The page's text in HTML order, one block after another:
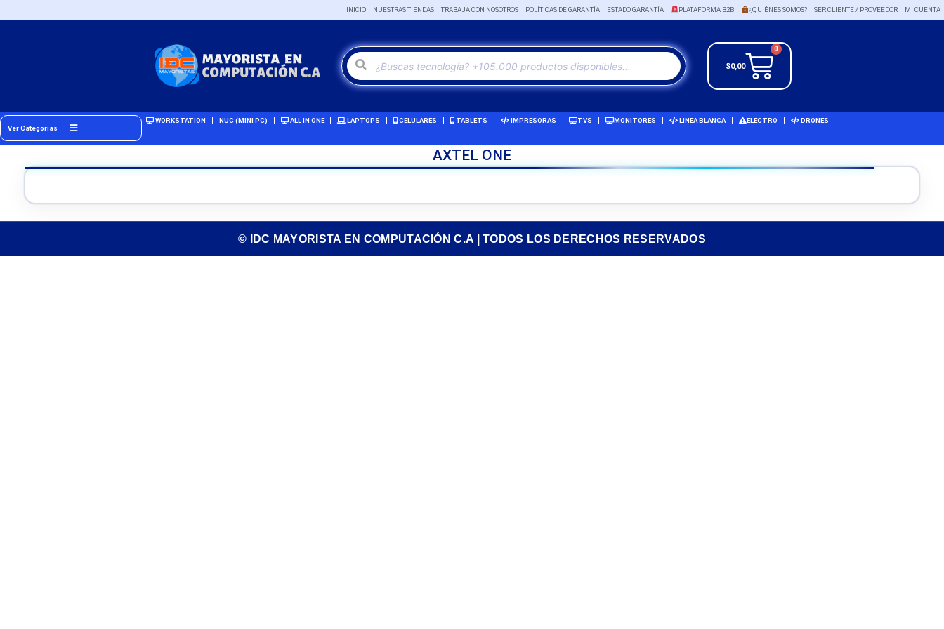
INICIO NUESTRAS TIENDAS TRABAJA CON NOSOTROS POLÍTICAS DE GARANTÍA ESTADO GARANTÍA PLATAFORMA B2B ¿QUIÉNES SOMOS? SER CLIENTE / PROVEEDOR MI CUENTA
$0,00
0
Ver Categorías
WORKSTATION NUC (MINI PC) ALL IN ONE LAPTOPS CELULARES TABLETS IMPRESORAS TVS MONITORES LINEA BLANCA ELECTRO DRONES
AXTEL ONE
© IDC MAYORISTA EN COMPUTACIÓN C.A | TODOS LOS DERECHOS RESERVADOS